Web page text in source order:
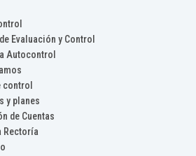
Evaluación y Control
Autocontrol
control
y planes
de Cuentas
Rectoría